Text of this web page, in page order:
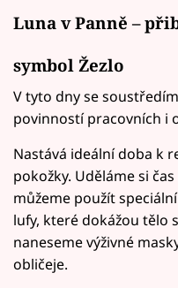
Luna v Panně –
symbol Žezlo
V tyto dny se
povinností pracovních i
Nastává ideální doba k
pokožky. Uděláme si
můžeme použít
lufy, které dokážou tělo
naneseme výživné
obličeje.